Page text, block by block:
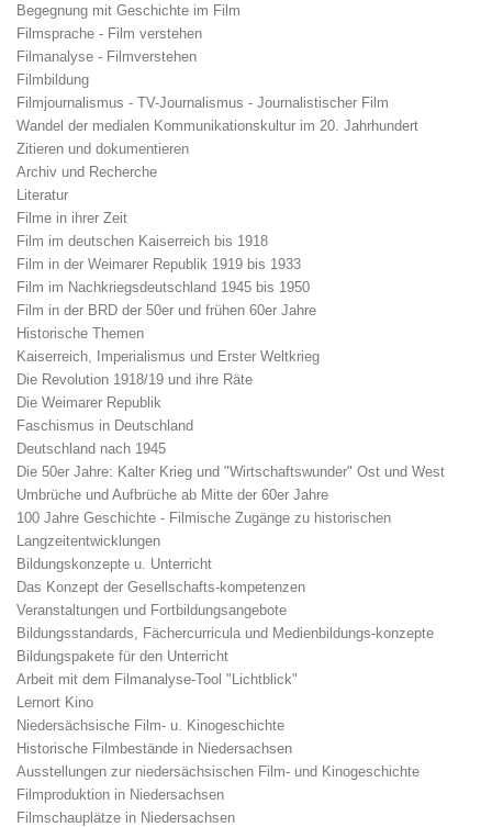
Begegnung mit Geschichte im Film
Filmsprache - Film verstehen
Filmanalyse - Filmverstehen
Filmbildung
Filmjournalismus - TV-Journalismus - Journalistischer Film
Wandel der medialen Kommunikationskultur im 20. Jahrhundert
Zitieren und dokumentieren
Archiv und Recherche
Literatur
Filme in ihrer Zeit
Film im deutschen Kaiserreich bis 1918
Film in der Weimarer Republik 1919 bis 1933
Film im Nachkriegsdeutschland 1945 bis 1950
Film in der BRD der 50er und frühen 60er Jahre
Historische Themen
Kaiserreich, Imperialismus und Erster Weltkrieg
Die Revolution 1918/19 und ihre Räte
Die Weimarer Republik
Faschismus in Deutschland
Deutschland nach 1945
Die 50er Jahre: Kalter Krieg und "Wirtschaftswunder" Ost und West
Umbrüche und Aufbrüche ab Mitte der 60er Jahre
100 Jahre Geschichte - Filmische Zugänge zu historischen
Langzeitentwicklungen
Bildungskonzepte u. Unterricht
Das Konzept der Gesellschafts-kompetenzen
Veranstaltungen und Fortbildungsangebote
Bildungsstandards, Fächercurricula und Medienbildungs-konzepte
Bildungspakete für den Unterricht
Arbeit mit dem Filmanalyse-Tool "Lichtblick"
Lernort Kino
Niedersächsische Film- u. Kinogeschichte
Historische Filmbestände in Niedersachsen
Ausstellungen zur niedersächsischen Film- und Kinogeschichte
Filmproduktion in Niedersachsen
Filmschauplätze in Niedersachsen